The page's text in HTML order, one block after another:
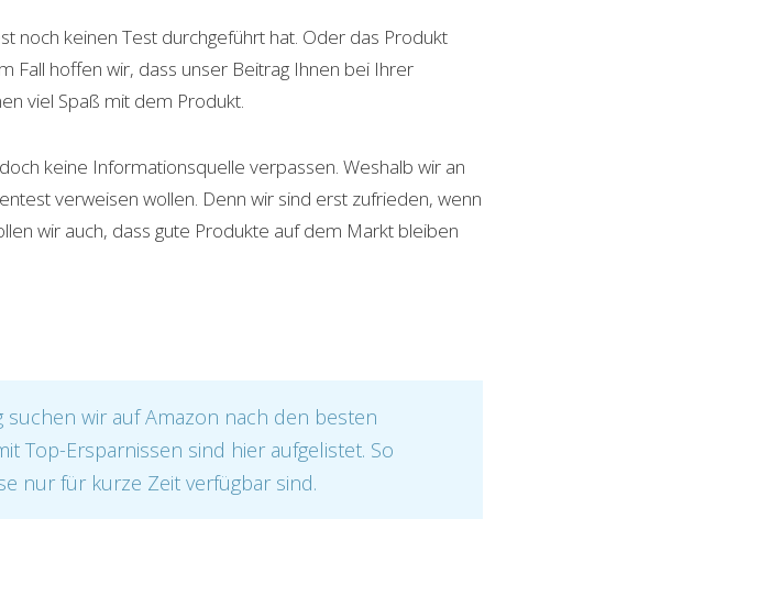
noch keinen Test durchgeführt hat. Oder das Produkt
Fall hoffen wir, dass unser Beitrag Ihnen bei Ihrer
viel Spaß mit dem Produkt.
keine Informationsquelle verpassen. Weshalb wir an
verweisen wollen. Denn wir sind erst zufrieden, wenn
wir auch, dass gute Produkte auf dem Markt bleiben
suchen wir auf Amazon nach den besten
Top-Ersparnissen sind hier aufgelistet. So
nur für kurze Zeit verfügbar sind.